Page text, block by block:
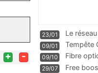
+ -
23/01
Le
m
09/01
Tempête
09/10
Fibre
pass
29/07
Free